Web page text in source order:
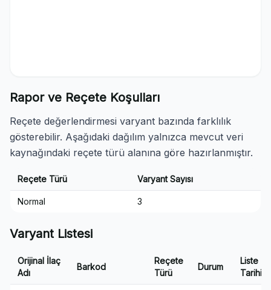
Rapor ve Reçete Koşulları
Reçete değerlendirmesi varyant bazında farklılık
gösterebilir. Aşağıdaki dağılım yalnızca mevcut veri
kaynağındaki reçete türü alanına göre hazırlanmıştır.
Reçete Türü Varyant Sayısı
Normal 3
Varyant Listesi
Orijinal İlaç
Adı
Barkod
Reçete
Türü
Durum
Liste
Tarihi